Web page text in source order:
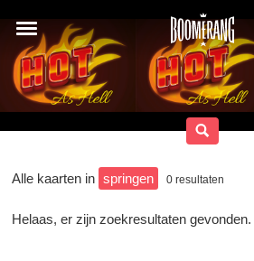
Alle kaarten in springen 0 resultaten
Helaas, er zijn zoekresultaten gevonden.